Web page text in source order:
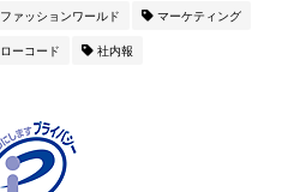
ファッションワールド マーケティング
ローコード 社内報